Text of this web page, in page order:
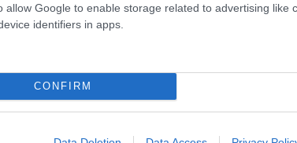
allow Google to enable storage related to advertising like
identifiers in apps.
CONFIRM
που εμφάνιζε τον Ηγέτη του
του 2024- να βρίζει συνεργάτες του.
σημείο αναφοράς για τους